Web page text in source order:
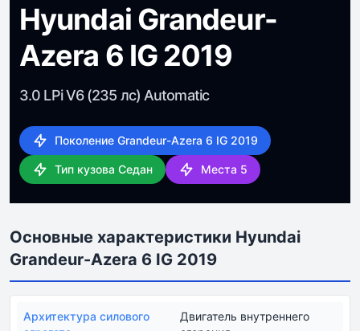
Hyundai Grandeur-
Azera 6 IG 2019
3.0 LPi V6 (235 лс) Automatic
Поколение Grandeur-Azera 6 IG 2019
Тип кузова Седан Места 5
Основные характеристики Hyundai
Grandeur-Azera 6 IG 2019
Архитектура силового
Двигатель внутреннего